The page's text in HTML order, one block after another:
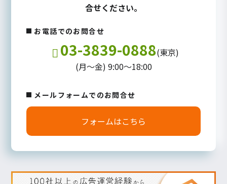
合せください。
お電話でのお問合せ
03-3839-0888(東京)
(月～金) 9:00～18:00
メールフォームでのお問合せ
フォームはこちら